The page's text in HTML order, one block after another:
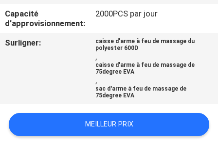
POLICY
Capacité
d'approvisionnement:
2000PCS par jour
Surligner:
caisse d'arme à feu de massage du
polyester 600D
,
caisse d'arme à feu de massage de
75degree EVA
,
sac d'arme à feu de massage de
75degree EVA
MEILLEUR PRIX